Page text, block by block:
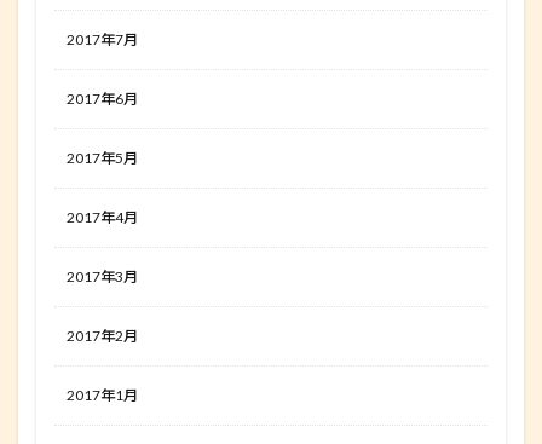
2017年7月
2017年6月
2017年5月
2017年4月
2017年3月
2017年2月
2017年1月